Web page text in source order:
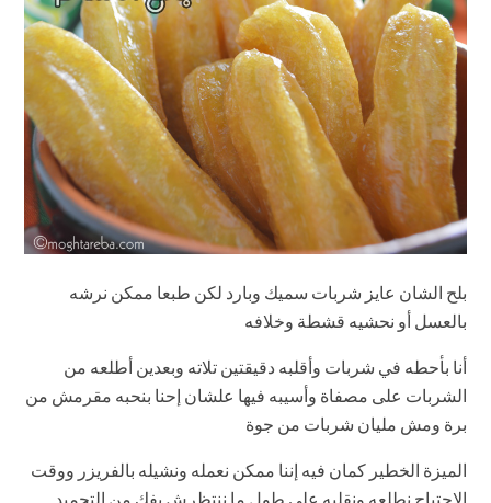
بلح الشان عايز شربات سميك وبارد لكن طبعا ممكن نرشه
بالعسل أو نحشيه قشطة وخلافه
أنا بأحطه في شربات وأقلبه دقيقتين تلاته وبعدين أطلعه من
الشربات على مصفاة وأسيبه فيها علشان إحنا بنحبه مقرمش من
برة ومش مليان شربات من جوة
الميزة الخطير كمان فيه إننا ممكن نعمله ونشيله بالفريزر ووقت
الإحتياج نطلعه ونقليه على طول ما ننتظرش يفك من التجميد